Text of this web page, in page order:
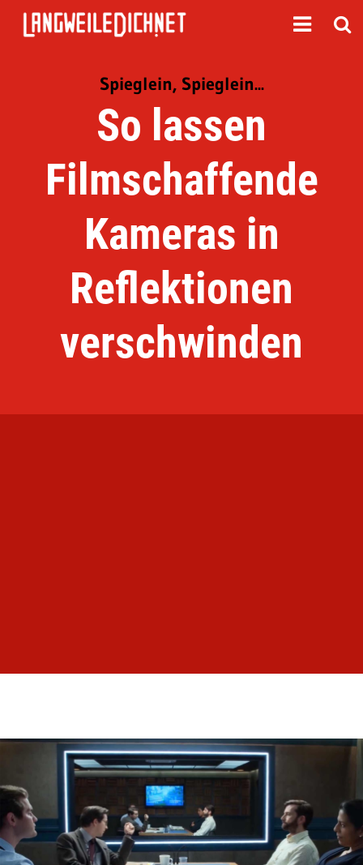
Spieglein, Spieglein...
So lassen
Filmschaffende
Kameras in
Reflektionen
verschwinden